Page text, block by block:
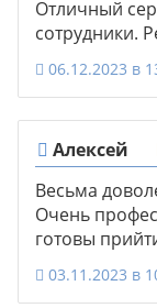
Отличный
сотрудники.
06.12.2023 в
Алексей
Весьма
Очень
готовы
03.11.2023 в